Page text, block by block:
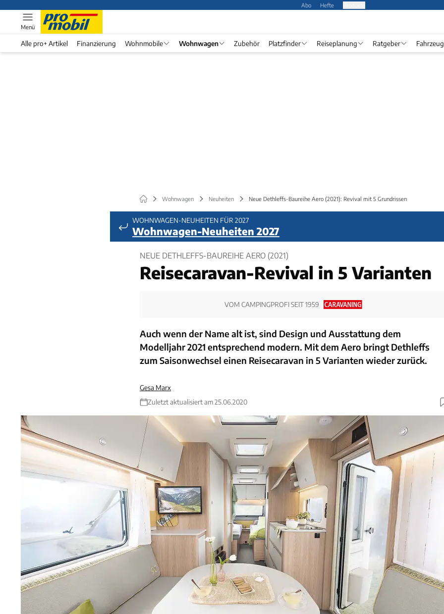
Abo Hefte
Menü
Alle pro+ Artikel Finanzierung Wohnmobile Wohnwagen Zubehör Platzfinder Reiseplanung Ratgeber
Wohnwagen Neuheiten Neue Dethleffs-Baureihe Aero (2021): Revival mit 5 Grundrissen
WOHNWAGEN-NEUHEITEN FÜR 2027
Wohnwagen-Neuheiten 2027
NEUE DETHLEFFS-BAUREIHE AERO (2021)
Reisecaravan-Revival in 5 Varianten
VOM CAMPINGPROFI SEIT 1959
Auch wenn der Name alt ist, sind Design und Ausstattung dem
Modelljahr 2021 entsprechend modern. Mit dem Aero bringt Dethleffs
zum Saisonwechsel einen Reisecaravan in 5 Varianten wieder zurück.
Gesa Marx
Zuletzt aktualisiert am 25.06.2020